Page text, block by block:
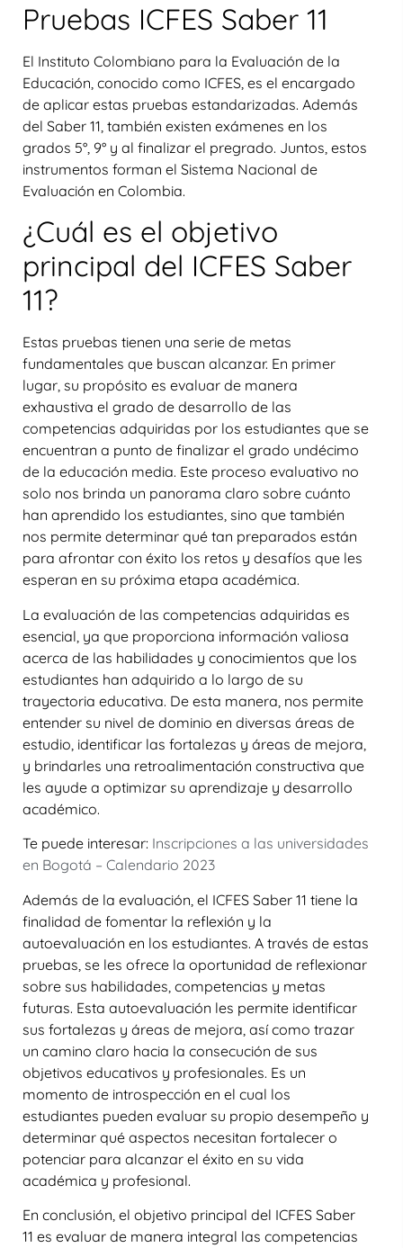
Pruebas ICFES Saber 11
El Instituto Colombiano para la Evaluación de la
Educación, conocido como ICFES, es el encargado
de aplicar estas pruebas estandarizadas. Además
del Saber 11, también existen exámenes en los
grados 5°, 9° y al finalizar el pregrado. Juntos, estos
instrumentos forman el Sistema Nacional de
Evaluación en Colombia.
¿Cuál es el objetivo
principal del ICFES Saber
11?
Estas pruebas tienen una serie de metas
fundamentales que buscan alcanzar. En primer
lugar, su propósito es evaluar de manera
exhaustiva el grado de desarrollo de las
competencias adquiridas por los estudiantes que se
encuentran a punto de finalizar el grado undécimo
de la educación media. Este proceso evaluativo no
solo nos brinda un panorama claro sobre cuánto
han aprendido los estudiantes, sino que también
nos permite determinar qué tan preparados están
para afrontar con éxito los retos y desafíos que les
esperan en su próxima etapa académica.
La evaluación de las competencias adquiridas es
esencial, ya que proporciona información valiosa
acerca de las habilidades y conocimientos que los
estudiantes han adquirido a lo largo de su
trayectoria educativa. De esta manera, nos permite
entender su nivel de dominio en diversas áreas de
estudio, identificar las fortalezas y áreas de mejora,
y brindarles una retroalimentación constructiva que
les ayude a optimizar su aprendizaje y desarrollo
académico.
Te puede interesar: Inscripciones a las universidades
en Bogotá – Calendario 2023
Además de la evaluación, el ICFES Saber 11 tiene la
finalidad de fomentar la reflexión y la
autoevaluación en los estudiantes. A través de estas
pruebas, se les ofrece la oportunidad de reflexionar
sobre sus habilidades, competencias y metas
futuras. Esta autoevaluación les permite identificar
sus fortalezas y áreas de mejora, así como trazar
un camino claro hacia la consecución de sus
objetivos educativos y profesionales. Es un
momento de introspección en el cual los
estudiantes pueden evaluar su propio desempeño y
determinar qué aspectos necesitan fortalecer o
potenciar para alcanzar el éxito en su vida
académica y profesional.
En conclusión, el objetivo principal del ICFES Saber
11 es evaluar de manera integral las competencias